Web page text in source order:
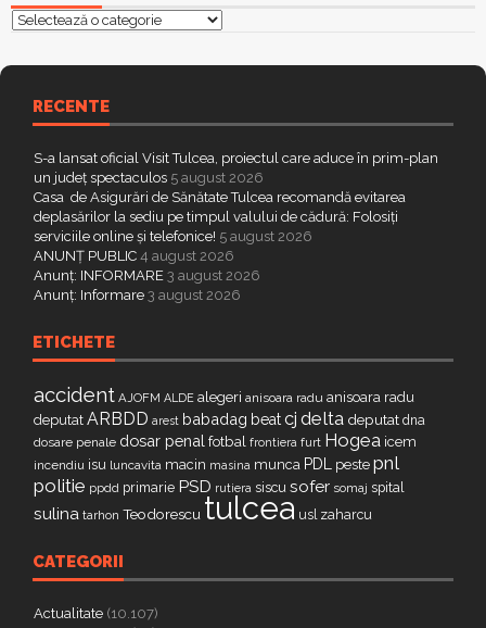
Categorii
RECENTE
S-a lansat oficial Visit Tulcea, proiectul care aduce în prim-plan
un județ spectaculos 5 august 2026
Casa de Asigurări de Sănătate Tulcea recomandă evitarea
deplasărilor la sediu pe timpul valului de cădură: Folosiți
serviciile online și telefonice! 5 august 2026
ANUNȚ PUBLIC 4 august 2026
Anunț: INFORMARE 3 august 2026
Anunț: Informare 3 august 2026
ETICHETE
accident AJOFM ALDE alegeri anisoara radu anisoara radu
deputat ARBDD arest babadag beatcj delta deputat dna
dosare penale dosar penal fotbal frontiera furt Hogea icem
incendiu isu luncavita macin masina munca PDL peste pnl
politie ppdd primarie PSD rutiera siscu sofer somaj spital
sulina tarhon Teodorescu tulcea usl zaharcu
CATEGORII
Actualitate (10.107)